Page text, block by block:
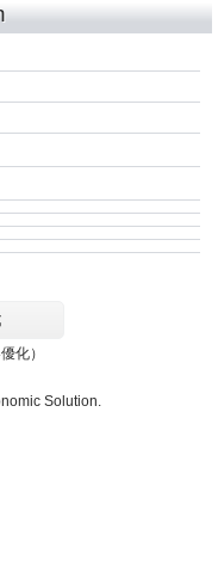
化）
Solution.